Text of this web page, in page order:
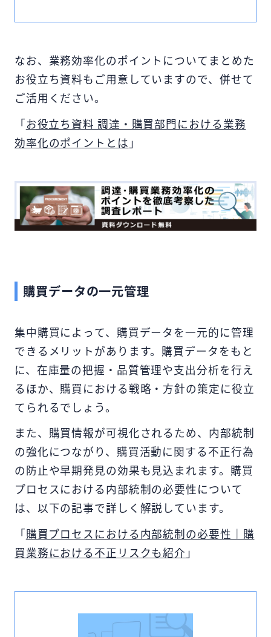
のため、多くの工程を踏む必要があるほ
った必要書類の準備や確認もあり、 業務負
担が重くなりがちです。 複雑で業務量が多
い購買業務を効率化するためには、企業が
抱えている課題を正しく把握し、ポイント
を押さえた施策を行うことが欠かせませ
ん。 そこで今回は、企業の購買業務で抱え
がちな主な課題や業務効率化する方法など
き重要なポイントについても紹介するた
め、ぜひ最後までご覧ください。
なお、業務効率化のポイントについてまとめた
お役立ち資料もご用意していますので、併せて
ご活用ください。
「お役立ち資料 調達・購買部門における業務
効率化のポイントとは 」
購買データの一元管理
集中購買によって、購買データを一元的に管理
できるメリットがあります。購買データをもと
に、在庫量の把握・品質管理や支出分析を行え
るほか、購買における戦略・方針の策定に役立
てられるでしょう。
また、購買情報が可視化されるため、内部統制
の強化につながり、購買活動に関する不正行為
の防止や早期発見の効果も見込まれます。購買
プロセスにおける内部統制の必要性について
は、以下の記事で詳しく解説しています。
「購買プロセスにおける内部統制の必要性｜購
買業務における不正リスクも紹介 」